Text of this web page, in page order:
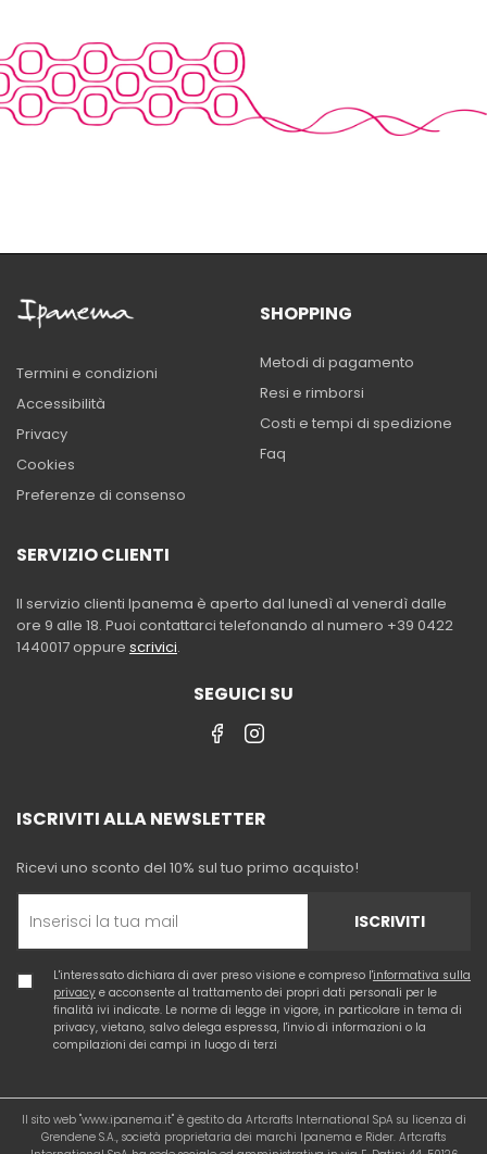
Termini e condizioni
Accessibilità
Privacy
Cookies
Preferenze di consenso
SHOPPING
Metodi di pagamento
Resi e rimborsi
Costi e tempi di spedizione
Faq
SERVIZIO CLIENTI
Il servizio clienti Ipanema è aperto dal lunedì al venerdì dalle
ore 9 alle 18. Puoi contattarci telefonando al numero +39 0422
1440017 oppure scrivici.
SEGUICI SU
ISCRIVITI ALLA NEWSLETTER
Ricevi uno sconto del 10% sul tuo primo acquisto!
ISCRIVITI
L'interessato dichiara di aver preso visione e compreso l'informativa sulla
privacy e acconsente al trattamento dei propri dati personali per le
finalità ivi indicate. Le norme di legge in vigore, in particolare in tema di
privacy, vietano, salvo delega espressa, l'invio di informazioni o la
compilazioni dei campi in luogo di terzi
Il sito web "www.ipanema.it" è gestito da Artcrafts International SpA su licenza di
Grendene S.A., società proprietaria dei marchi Ipanema e Rider. Artcrafts